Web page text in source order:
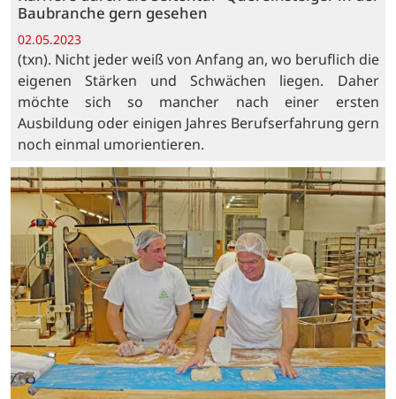
Baubranche gern gesehen
02.05.2023
(txn). Nicht jeder weiß von Anfang an, wo beruflich die
eigenen Stärken und Schwächen liegen. Daher
möchte sich so mancher nach einer ersten
Ausbildung oder einigen Jahres Berufserfahrung gern
noch einmal umorientieren.